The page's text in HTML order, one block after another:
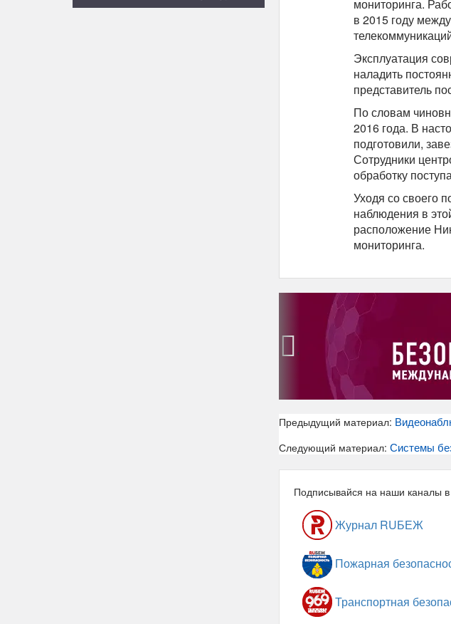
мониторинга.
в 2015 году
Эксплуатация
наладить
представитель
По словам
2016 года. В
подготовили,
Сотрудники
обработку
Уходя со своего
наблюдения в
расположение
мониторинга.
‹
Предыдущий материал:
Следующий материал: Системы
Подписывайся на наши каналы
Журнал RUБЕЖ
Пожарная
Транспортная